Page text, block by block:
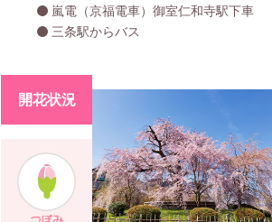
嵐電（京福電車）御室仁和寺駅下車
三条駅からバス
開花状況